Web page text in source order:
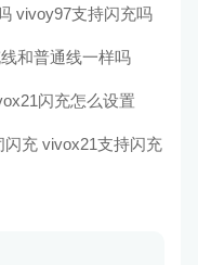
vivoy97支持闪充吗
和普通线一样吗
闪充怎么设置
充 vivox21支持闪充